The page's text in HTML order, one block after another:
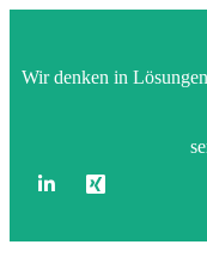
Wir denken in Lösungen